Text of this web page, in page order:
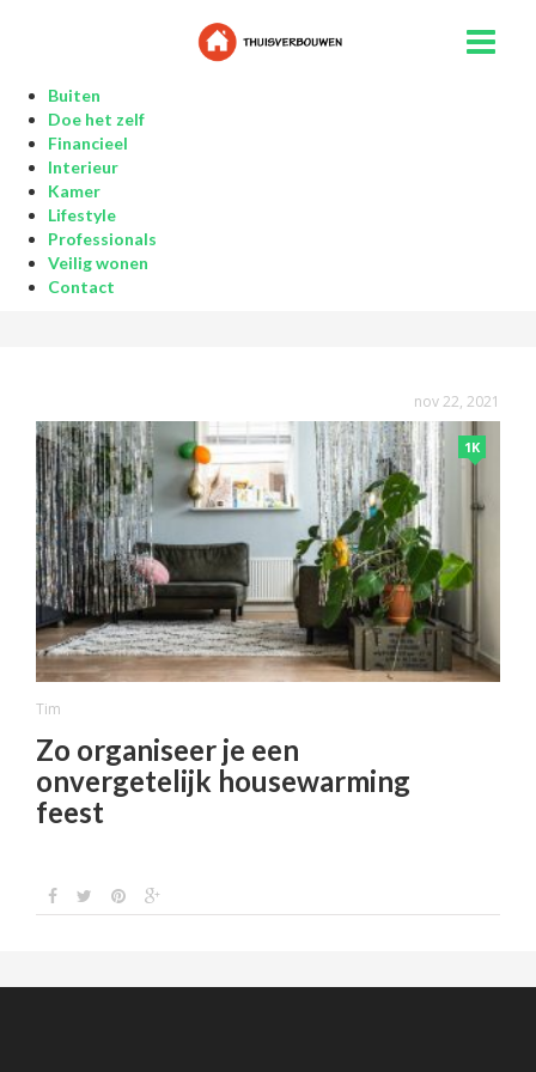
Buiten
Doe het zelf
Financieel
Interieur
Kamer
Lifestyle
Professionals
Veilig wonen
Contact
nov 22, 2021
1K
Tim
Zo organiseer je een
onvergetelijk housewarming
feest